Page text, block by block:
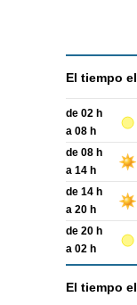
El tiempo el
de 02 h
a 08 h
de 08 h
a 14 h
de 14 h
a 20 h
de 20 h
a 02 h
El tiempo el